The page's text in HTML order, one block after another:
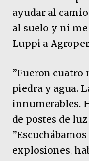
ayudar al
al suelo y ni
Luppi a
”Fueron cuatro
piedra y agua.
innumerables.
de postes de
explosiones,